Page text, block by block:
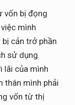
vốn bị đọng
mình
cản trở phần
sử dụng
lãi của mình
thân mình phải
vốn từ thị